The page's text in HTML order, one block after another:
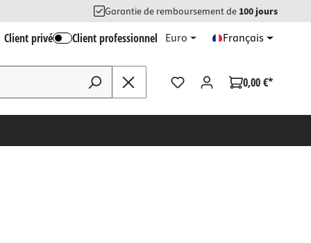
Garantie de remboursement de 100 jours
Client privé Client professionnel Euro Français
0,00 €*